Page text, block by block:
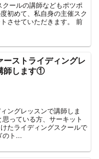
ールの講師などもポツポ
初めて、私自身の主催スク
させていただきます。 前
ーストライディングレ
師します①
ングレッスンで講師しま
っている方、サーキット
たライディングスクールで
のト...